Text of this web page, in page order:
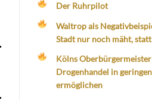
Der Ruhrpilot
Waltrop als
Stadt nur noch mäht,
Kölns
Drogenhandel in
ermöglichen